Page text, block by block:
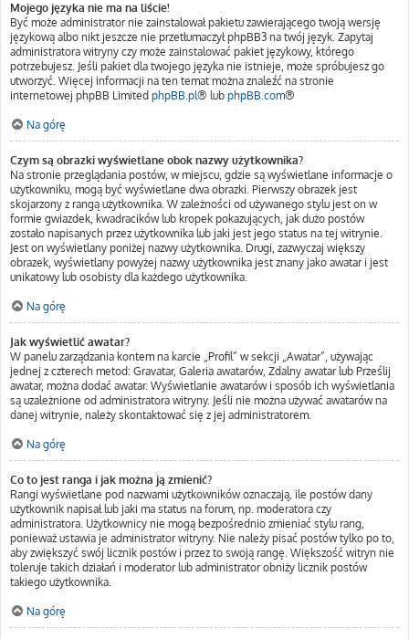
Mojego języka nie ma na liście!
Być może administrator nie zainstalował pakietu zawierającego twoją wersję
językową albo nikt jeszcze nie przetłumaczył phpBB3 na twój język. Zapytaj
administratora witryny czy może zainstalować pakiet językowy, którego
potrzebujesz. Jeśli pakiet dla twojego języka nie istnieje, może spróbujesz go
utworzyć. Więcej informacji na ten temat można znaleźć na stronie
internetowej phpBB Limited phpBB.pl® lub phpBB.com®
Na górę
Czym są obrazki wyświetlane obok nazwy użytkownika?
Na stronie przeglądania postów, w miejscu, gdzie są wyświetlane informacje o
użytkowniku, mogą być wyświetlane dwa obrazki. Pierwszy obrazek jest
skojarzony z rangą użytkownika. W zależności od używanego stylu jest on w
formie gwiazdek, kwadracików lub kropek pokazujących, jak dużo postów
zostało napisanych przez użytkownika lub jaki jest jego status na tej witrynie.
Jest on wyświetlany poniżej nazwy użytkownika. Drugi, zazwyczaj większy
obrazek, wyświetlany powyżej nazwy użytkownika jest znany jako awatar i jest
unikatowy lub osobisty dla każdego użytkownika.
Na górę
Jak wyświetlić awatar?
W panelu zarządzania kontem na karcie „Profil” w sekcji „Awatar”, używając
jednej z czterech metod: Gravatar, Galeria awatarów, Zdalny awatar lub Prześlij
awatar, można dodać awatar. Wyświetlanie awatarów i sposób ich wyświetlania
są uzależnione od administratora witryny. Jeśli nie można używać awatarów na
danej witrynie, należy skontaktować się z jej administratorem.
Na górę
Co to jest ranga i jak można ją zmienić?
Rangi wyświetlane pod nazwami użytkowników oznaczają, ile postów dany
użytkownik napisał lub jaki ma status na forum, np. moderatora czy
administratora. Użytkownicy nie mogą bezpośrednio zmieniać stylu rang,
ponieważ ustawia je administrator witryny. Nie należy pisać postów tylko po to,
aby zwiększyć swój licznik postów i przez to swoją rangę. Większość witryn nie
toleruje takich działań i moderator lub administrator obniży licznik postów
takiego użytkownika.
Na górę